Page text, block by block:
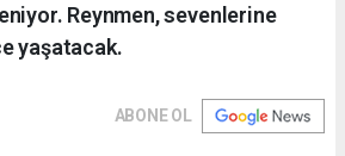
Reynmen, sevenlerine
yaşatacak.
ABONE OL